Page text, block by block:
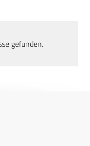
gefunden.